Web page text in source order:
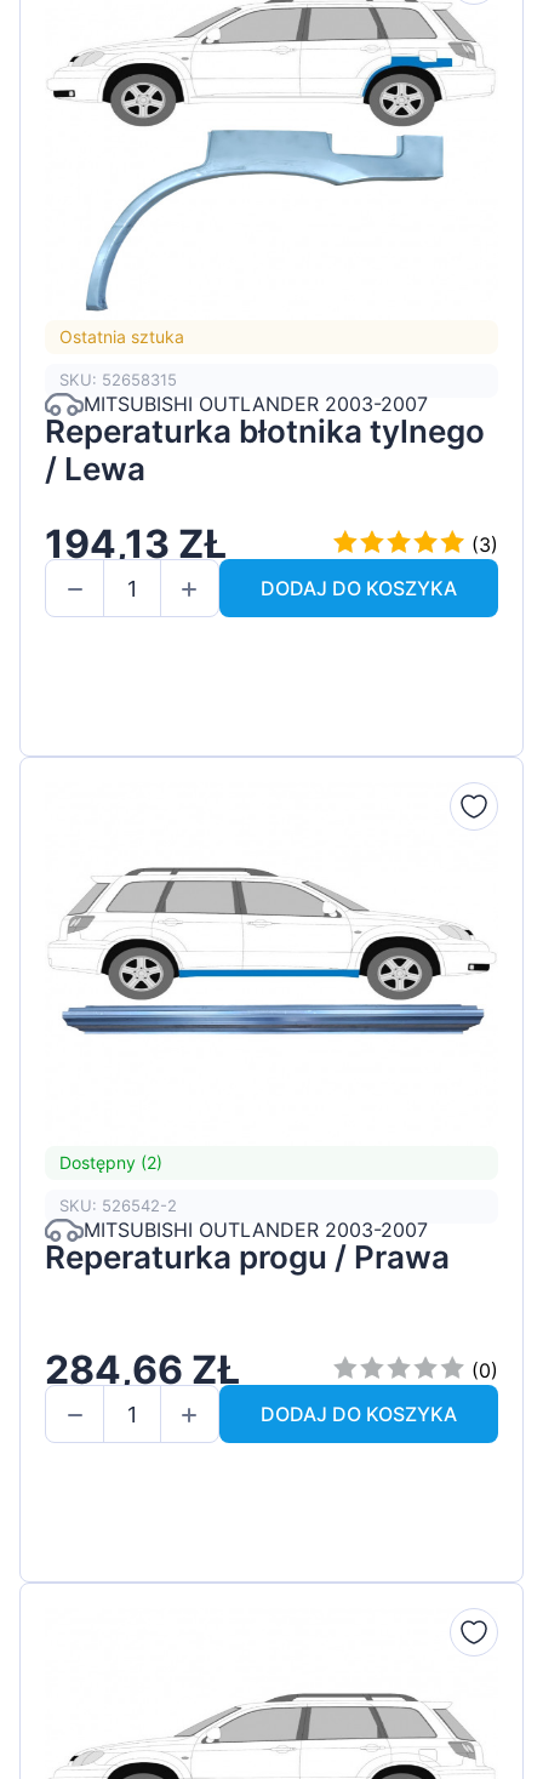
Ostatnia sztuka
SKU: 52658315
MITSUBISHI OUTLANDER 2003-2007
Reperaturka błotnika tylnego
/ Lewa
194,13 ZŁ
(3)
DODAJ DO KOSZYKA
Dostępny (2)
SKU: 526542-2
MITSUBISHI OUTLANDER 2003-2007
Reperaturka progu / Prawa
284,66 ZŁ
(0)
DODAJ DO KOSZYKA